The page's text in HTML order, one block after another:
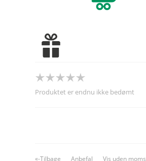
Produktet er endnu ikke bedømt
«-Tilbage Anbefal Vis uden moms